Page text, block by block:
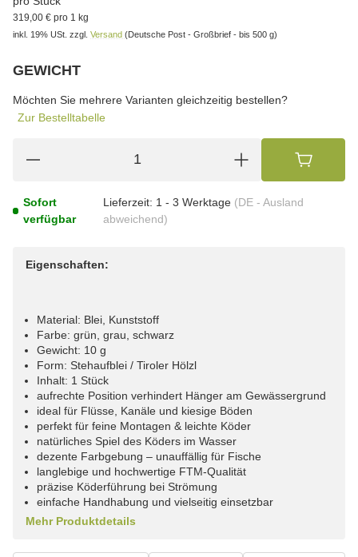
319,00 € pro 1 kg
inkl. 19% USt. zzgl. Versand (Deutsche Post - Großbrief - bis 500 g)
GEWICHT
Möchten Sie mehrere Varianten gleichzeitig bestellen?
Zur Bestelltabelle
Sofort
verfügbar
Lieferzeit: 1 - 3 Werktage (DE - Ausland
abweichend)
Eigenschaften:
Material: Blei, Kunststoff
Farbe: grün, grau, schwarz
Gewicht: 10 g
Form: Stehaufblei / Tiroler Hölzl
Inhalt: 1 Stück
aufrechte Position verhindert Hänger am Gewässergrund
ideal für Flüsse, Kanäle und kiesige Böden
perfekt für feine Montagen & leichte Köder
natürliches Spiel des Köders im Wasser
dezente Farbgebung – unauffällig für Fische
langlebige und hochwertige FTM-Qualität
präzise Köderführung bei Strömung
einfache Handhabung und vielseitig einsetzbar
Mehr Produktdetails